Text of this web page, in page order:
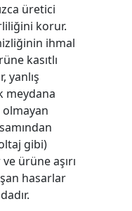
üretici
korur.
ihmal
kasıtlı
yanlış
meydana
gibi)
ürüne aşırı
hasarlar